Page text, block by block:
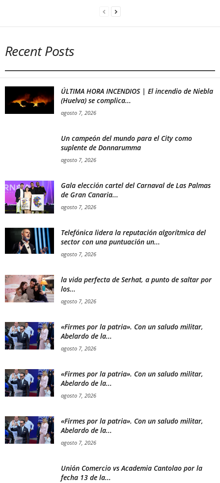
Recent Posts
ÚLTIMA HORA INCENDIOS | El incendio de Niebla
(Huelva) se complica...
agosto 7, 2026
Un campeón del mundo para el City como
suplente de Donnarumma
agosto 7, 2026
Gala elección cartel del Carnaval de Las Palmas
de Gran Canaria...
agosto 7, 2026
Telefónica lidera la reputación algorítmica del
sector con una puntuación un...
agosto 7, 2026
la vida perfecta de Serhat, a punto de saltar por
los...
agosto 7, 2026
«Firmes por la patria». Con un saludo militar,
Abelardo de la...
agosto 7, 2026
«Firmes por la patria». Con un saludo militar,
Abelardo de la...
agosto 7, 2026
«Firmes por la patria». Con un saludo militar,
Abelardo de la...
agosto 7, 2026
Unión Comercio vs Academia Cantolao por la
fecha 13 de la...